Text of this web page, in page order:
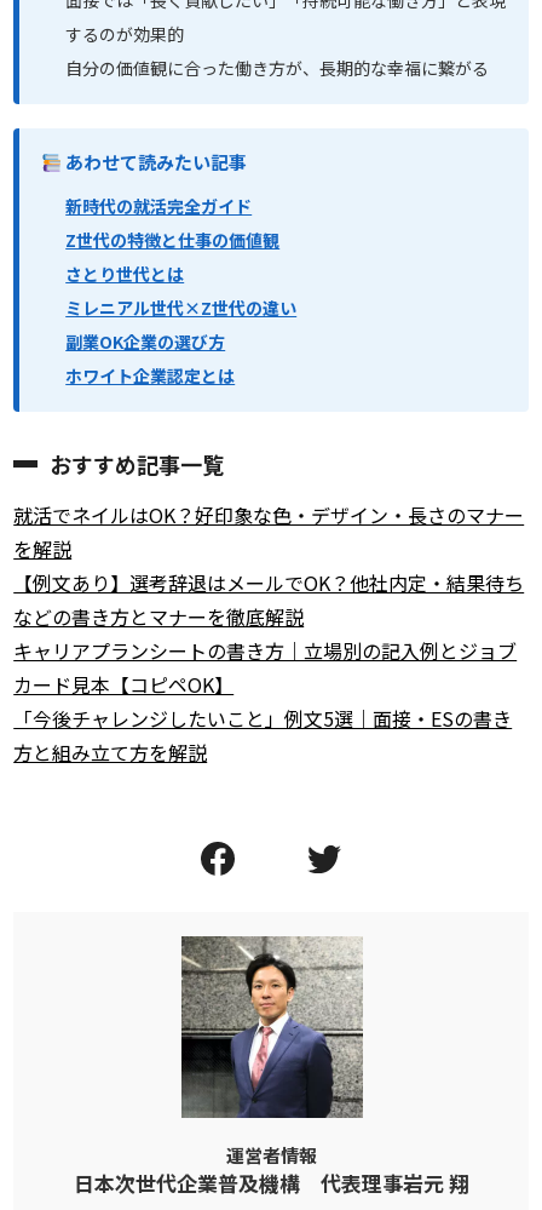
するのが効果的
自分の価値観に合った働き方が、長期的な幸福に繋がる
あわせて読みたい記事
新時代の就活完全ガイド
Z世代の特徴と仕事の価値観
さとり世代とは
ミレニアル世代×Z世代の違い
副業OK企業の選び方
ホワイト企業認定とは
おすすめ記事一覧
就活でネイルはOK？好印象な色・デザイン・長さのマナー
を解説
【例文あり】選考辞退はメールでOK？他社内定・結果待ち
などの書き方とマナーを徹底解説
キャリアプランシートの書き方｜立場別の記入例とジョブ
カード見本【コピペOK】
「今後チャレンジしたいこと」例文5選｜面接・ESの書き
方と組み立て方を解説
運営者情報
日本次世代企業普及機構 代表理事岩元 翔